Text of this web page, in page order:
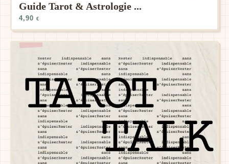
Guide Tarot & Astrologie ...
4,90 €